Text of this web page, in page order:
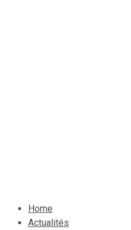
Home
Actualités